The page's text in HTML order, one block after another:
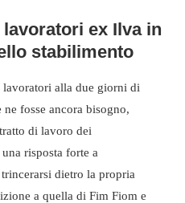
ex Ilva in
stabilimento
lavoratori alla due giorni di
fosse ancora bisogno,
di lavoro dei
risposta forte a
dietro la propria
a quella di Fim Fiom e